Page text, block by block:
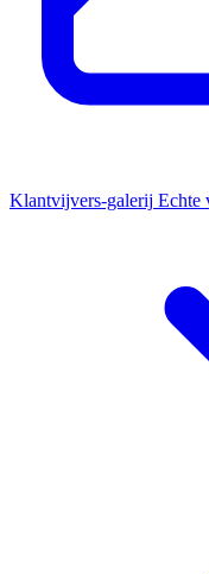
Klantvijvers-galerij Echte